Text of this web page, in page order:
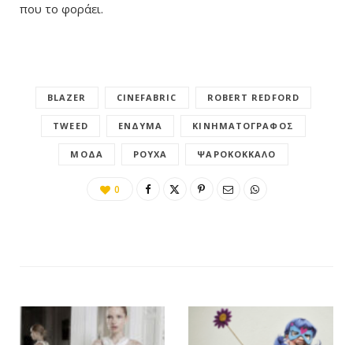
που το φοράει.
BLAZER CINEFABRIC ROBERT REDFORD
TWEED ΈΝΔΥΜΑ ΚΙΝΗΜΑΤΟΓΡΆΦΟΣ
ΜΌΔΑ ΡΟΎΧΑ ΨΑΡΟΚΌΚΚΑΛΟ
0